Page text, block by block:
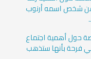
عن شخص اسمه أرنوب
حول أهمية اجتماع
فرحة بأنها ستذهب